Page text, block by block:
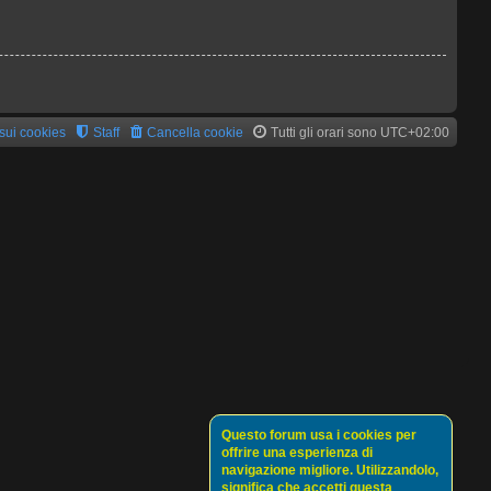
Questo forum usa i cookies per
offrire una esperienza di
navigazione migliore. Utilizzandolo,
significa che accetti questa
Tutti gli orari sono UTC+02:00
Cancella cookie
Staff
cookies